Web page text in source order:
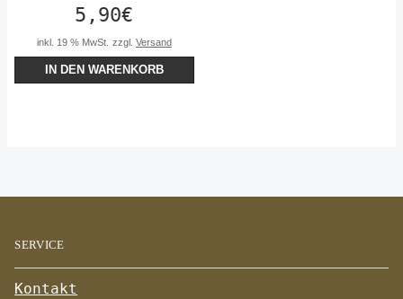
5,90€
inkl. 19 % MwSt. zzgl. Versand
IN DEN WARENKORB
SERVICE
Kontakt